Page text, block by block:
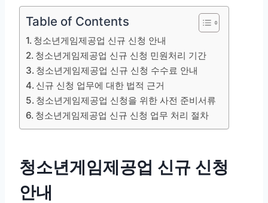
Table of Contents
청소년게임제공업 신규 신청 안내
청소년게임제공업 신규 신청 민원처리 기간
청소년게임제공업 신규 신청 수수료 안내
신규 신청 업무에 대한 법적 근거
청소년게임제공업 신청을 위한 사전 준비서류
청소년게임제공업 신규 신청 업무 처리 절차
청소년게임제공업 신규 신청
안내